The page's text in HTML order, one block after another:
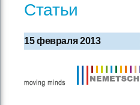
Статьи
15 февраля 2013